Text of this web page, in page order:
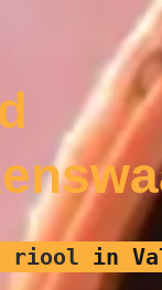
riool in